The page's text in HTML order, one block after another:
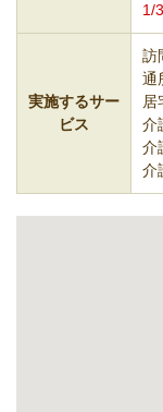
1/3
実施するサー
ビス
訪
通
居
介
介
介